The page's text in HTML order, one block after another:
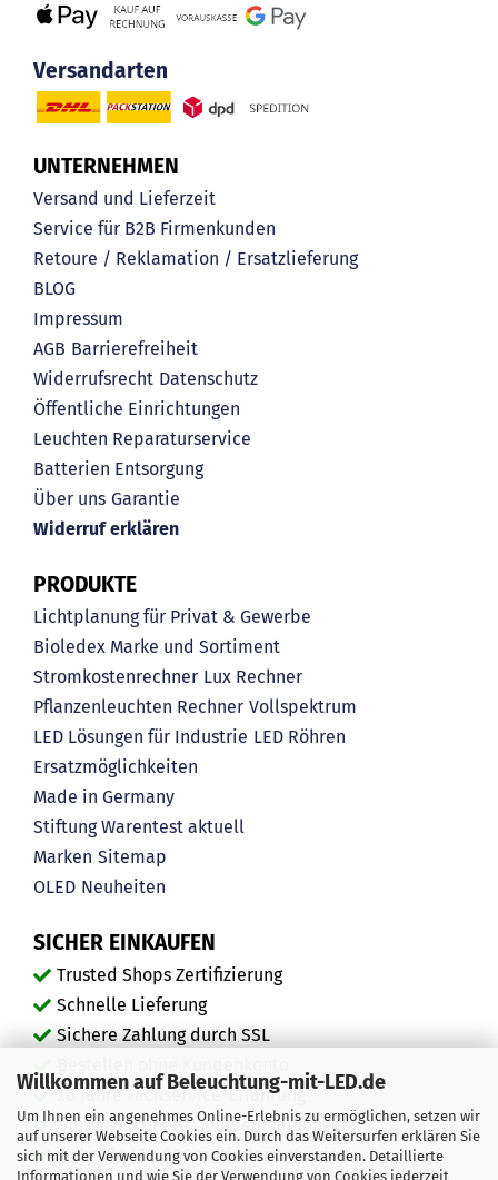
Willkommen auf Beleuchtung-mit-LED.de
Um Ihnen ein angenehmes Online-Erlebnis zu ermöglichen, setzen wir
auf unserer Webseite Cookies ein. Durch das Weitersurfen erklären Sie
sich mit der Verwendung von Cookies einverstanden. Detaillierte
Informationen und wie Sie der Verwendung von Cookies jederzeit
Versandarten
UNTERNEHMEN
Versand und Lieferzeit
Service für B2B Firmenkunden
Retoure / Reklamation / Ersatzlieferung
BLOG
Impressum
AGB Barrierefreiheit
Widerrufsrecht Datenschutz
Öffentliche Einrichtungen
Leuchten Reparaturservice
Batterien Entsorgung
Über uns Garantie
Widerruf erklären
PRODUKTE
Lichtplanung für Privat & Gewerbe
Bioledex Marke und Sortiment
Stromkostenrechner Lux Rechner
Pflanzenleuchten Rechner Vollspektrum
LED Lösungen für Industrie LED Röhren
Ersatzmöglichkeiten
Made in Germany
Stiftung Warentest aktuell
Marken Sitemap
OLED Neuheiten
SICHER EINKAUFEN
Trusted Shops Zertifizierung
Schnelle Lieferung
Sichere Zahlung durch SSL
20 Jahre Fachservice-Erfahrung
"Ausgezeichnete" Kundenmeinungen
Mehr als 450.000 zufriedene Kunden